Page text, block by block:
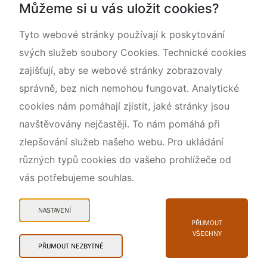
Ing. Jan Mávr
OPŽP, POPFK
Regionální pracoviště SCHKO Slavkovský les
95 142 4130
jan.mavr@aopk.gov.cz
Mgr. Jitka Popelková
OPŽP, POPFK, PPK
Regionální pracoviště SCHKO Slavkovský les
95 142 4114, 725 783 917
jitka.popelkova@aopk.gov.cz
Můžeme si u vás uložit cookies?
Tyto webové stránky používají k poskytování
svých služeb soubory Cookies. Technické cookies
zajišťují, aby se webové stránky zobrazovaly
správně, bez nich nemohou fungovat. Analytické
cookies nám pomáhají zjistit, jaké stránky jsou
navštěvovány nejčastěji. To nám pomáhá při
zlepšování služeb našeho webu. Pro ukládání
různých typů cookies do vašeho prohlížeče od
vás potřebujeme souhlas.
NASTAVENÍ
PŘIJMOUT NEZBYTNÉ
PŘIJMOUT
VŠECHNY